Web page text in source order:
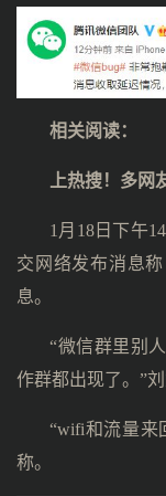
相关阅读：
上热搜！多
1月18日下午
交网络发布消息
息。
“微信群里别
作群都出现了。”
“wifi和流量来
称。